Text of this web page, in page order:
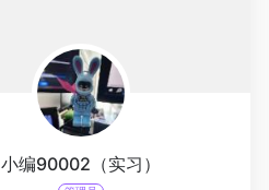
小编90002（实习）